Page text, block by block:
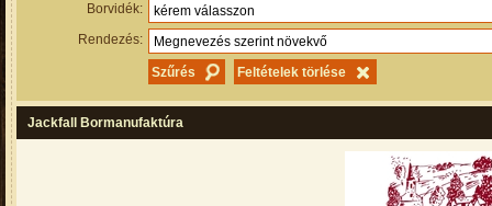
Borvidék:
Rendezés:
Jackfall Bormanufaktúra